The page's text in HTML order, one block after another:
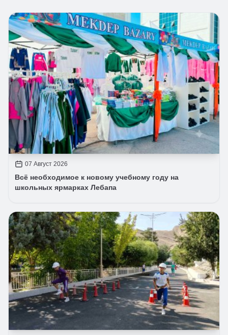
07 Август 2026
Всё необходимое к новому учебному году на
школьных ярмарках Лебапа